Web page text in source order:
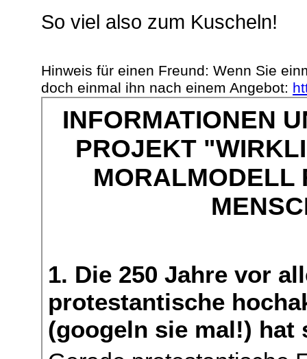
So viel also zum Kuscheln!
Hinweis für einen Freund: Wenn Sie
doch einmal ihn nach einem Angebot: